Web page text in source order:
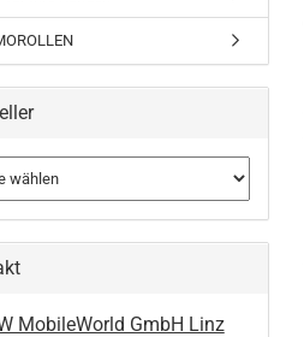
MobileWorld GmbH Linz